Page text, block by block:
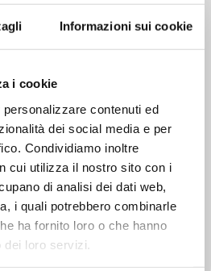
Informazioni sui cookie
i cookie
contenuti ed
dei social media e per
Condividiamo inoltre
cui utilizza il nostro sito con i
di analisi dei dati web,
i quali potrebbero combinarle
ha fornito loro o che hanno
loro servizi.
Corpo
250ml
Piccolè
€ 16,